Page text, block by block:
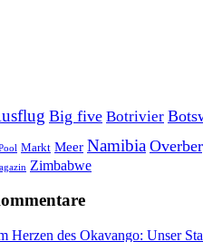
Big five Botrivier
Markt Meer Namibia
Zimbabwe
Herzen des Okavango: Unser